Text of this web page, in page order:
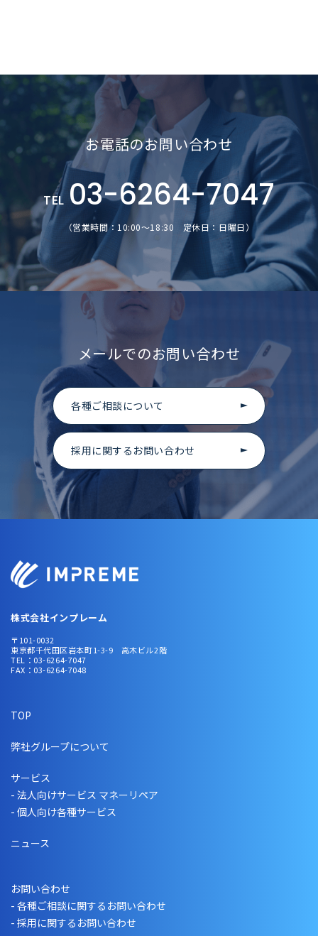
お電話のお問い合わせ
TEL 03-6264-7047
（営業時間：10:00～18:30 定休日：日曜日）
メールでのお問い合わせ
各種ご相談について
採用に関するお問い合わせ
株式会社インプレーム
〒101-0032
東京都千代田区岩本町1-3-9 高木ビル2階
TEL：03-6264-7047
FAX：03-6264-7048
TOP
弊社グループについて
サービス
- 法人向けサービス マネーリペア
- 個人向け各種サービス
ニュース
お問い合わせ
- 各種ご相談に関するお問い合わせ
- 採用に関するお問い合わせ